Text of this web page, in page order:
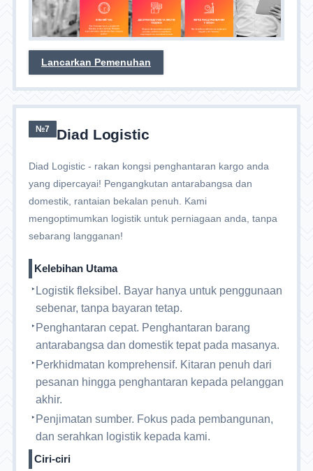
Lancarkan Pemenuhan
№7 Diad Logistic
Diad Logistic - rakan kongsi penghantaran kargo anda
yang dipercayai! Pengangkutan antarabangsa dan
domestik, rantaian bekalan penuh. Kami
mengoptimumkan logistik untuk perniagaan anda, tanpa
sebarang langganan!
Kelebihan Utama
Logistik fleksibel. Bayar hanya untuk penggunaan
sebenar, tanpa bayaran tetap.
Penghantaran cepat. Penghantaran barang
antarabangsa dan domestik tepat pada masanya.
Perkhidmatan komprehensif. Kitaran penuh dari
pesanan hingga penghantaran kepada pelanggan
akhir.
Penjimatan sumber. Fokus pada pembangunan,
dan serahkan logistik kepada kami.
Ciri-ciri